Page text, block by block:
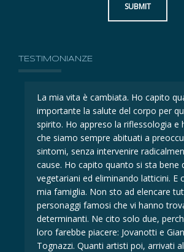
SUBMIT
TESTIMONIANZE
La mia vita è cambiata. Ho capito
importante la salute del corpo per
spirito. Ho appreso la riflessologia e
che siamo sempre abituati a
sintomi, senza intervenire
cause. Ho capito quanto si sta bene
vegetariani ed eliminando latticini. E
mia famiglia. Non sto ad elencare
personaggi famosi che vi hanno
determinanti. Ne cito solo due,
loro farebbe piacere: Jovanotti e
Tognazzi. Quanti artisti poi, arrivati